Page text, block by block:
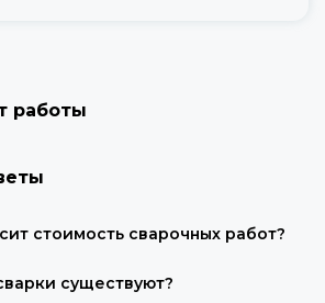
работы
стоимость сварочных работ?
существуют?